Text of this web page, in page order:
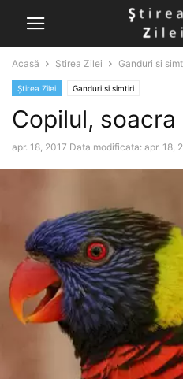
Acasă Știrea Zilei Ganduri si
Știrea Zilei Ganduri si simtiri
Copilul,
apr. 18, 2017 Data modificata: apr. 18,